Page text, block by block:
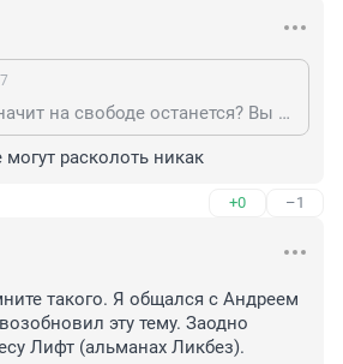
А настоящий значит на свободе останется? Вы вообще осознаете?
расколоть никак
+0 –1
такого. Я общался с Андреем
эту тему. Заодно
Лифт (альманах Ликбез).